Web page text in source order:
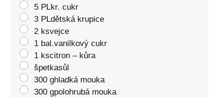
5 PLkr. cukr
3 PLdětská krupice
2 ksvejce
1 bal.vanilkový cukr
1 kscitron – kůra
špetkasůl
300 ghladká mouka
300 gpolohrubá mouka